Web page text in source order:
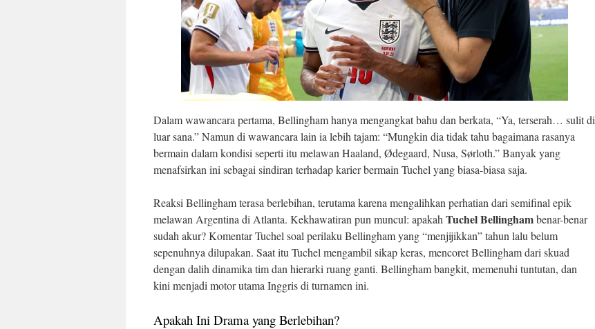
Dalam wawancara pertama, Bellingham hanya mengangkat bahu dan berkata, “Ya, terserah… sulit di
luar sana.” Namun di wawancara lain ia lebih tajam: “Mungkin dia tidak tahu bagaimana rasanya
bermain dalam kondisi seperti itu melawan Haaland, Ødegaard, Nusa, Sørloth.” Banyak yang
menafsirkan ini sebagai sindiran terhadap karier bermain Tuchel yang biasa-biasa saja.
Reaksi Bellingham terasa berlebihan, terutama karena mengalihkan perhatian dari semifinal epik
melawan Argentina di Atlanta. Kekhawatiran pun muncul: apakah Tuchel Bellinghambenar-benar
sudah akur? Komentar Tuchel soal perilaku Bellingham yang “menjijikkan” tahun lalu belum
sepenuhnya dilupakan. Saat itu Tuchel mengambil sikap keras, mencoret Bellingham dari skuad
dengan dalih dinamika tim dan hierarki ruang ganti. Bellingham bangkit, memenuhi tuntutan, dan
kini menjadi motor utama Inggris di turnamen ini.
Apakah Ini Drama yang Berlebihan?